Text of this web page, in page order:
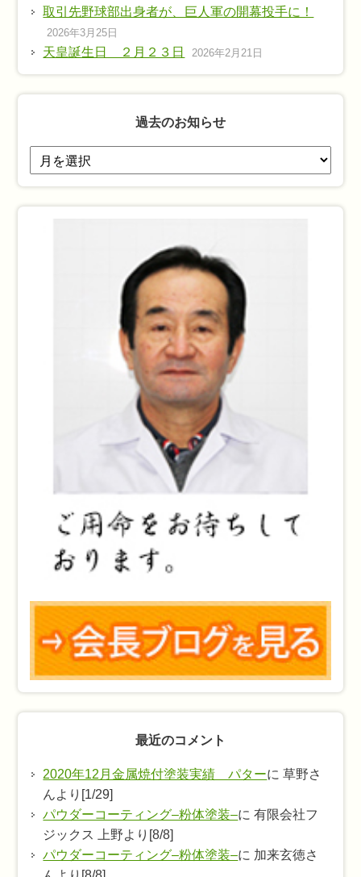
取引先野球部出身者が、巨人軍の開幕投手に！
2026年3月25日
天皇誕生日 ２月２３日 2026年2月21日
過去のお知らせ
去
最近のコメント
2020年12月金属焼付塗装実績 パターに 草野さ
んより[1/29]
パウダーコーティング–粉体塗装–に 有限会社フ
ジックス 上野より[8/8]
パウダーコーティング–粉体塗装–に 加来玄徳さ